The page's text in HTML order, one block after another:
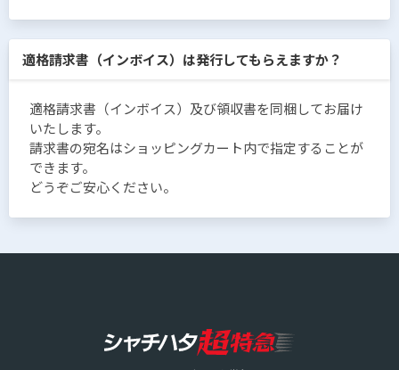
適格請求書（インボイス）は発行してもらえますか？
適格請求書（インボイス）及び領収書を同梱してお届け
いたします。
請求書の宛名はショッピングカート内で指定することが
できます。
どうぞご安心ください。